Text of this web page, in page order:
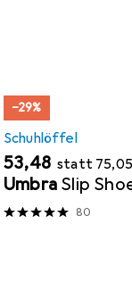
−29%
Schuhlöffel
EUR
53,48 statt EUR
75,05
Umbra Slip
80